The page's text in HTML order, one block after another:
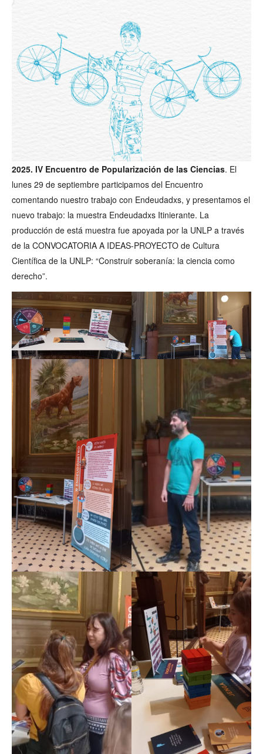
2025. IV Encuentro de Popularización de las Ciencias. El
lunes 29 de septiembre participamos del Encuentro
comentando nuestro trabajo con Endeudadxs, y presentamos el
nuevo trabajo: la muestra Endeudadxs Itinierante. La
producción de está muestra fue apoyada por la UNLP a través
de la CONVOCATORIA A IDEAS-PROYECTO de Cultura
Científica de la UNLP: “Construir soberanía: la ciencia como
derecho”.